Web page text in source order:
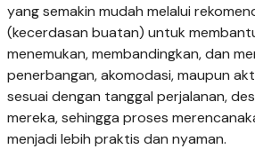
yang semakin mudah melalui
(kecerdasan buatan) untuk
menemukan, membandingkan, dan
penerbangan, akomodasi, maupun
sesuai dengan tanggal perjalanan,
mereka, sehingga proses
menjadi lebih praktis dan nyaman.